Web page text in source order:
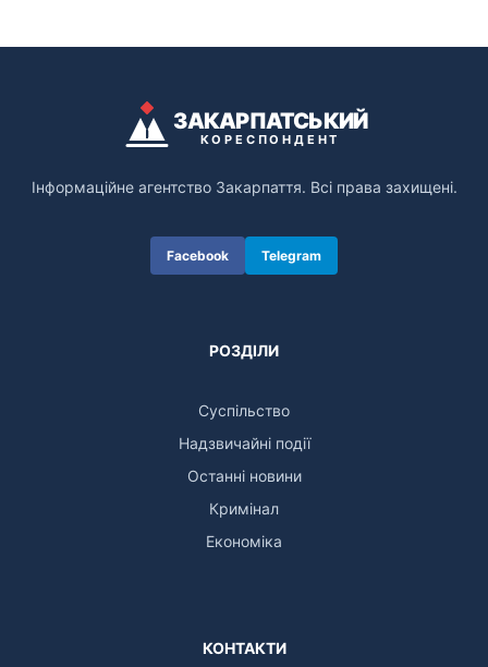
ЗАКАРПАТСЬКИЙ
КОРЕСПОНДЕНТ
Інформаційне агентство Закарпаття. Всі права захищені.
Facebook Telegram
РОЗДІЛИ
Суспільство
Надзвичайні події
Останні новини
Кримінал
Економіка
КОНТАКТИ